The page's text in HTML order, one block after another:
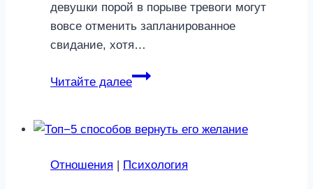
девушки порой в порыве тревоги могут
вовсе отменить запланированное
свидание, хотя…
Читайте далее
Я
перестать
неуверенность
Отношения Психология